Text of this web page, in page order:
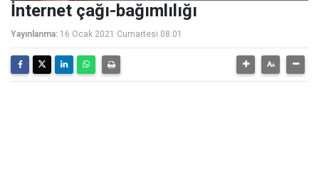
İnternet çağı-bağımlılığı
Yayınlanma: 16 Ocak 2021 Cumartesi 08:01